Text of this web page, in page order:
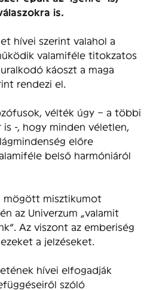
is.
hívei szerint valahol a
valamiféle titokzatos
káoszt a maga
rendezi el.
vélték úgy – a többi
-, hogy minden véletlen,
előre
belső harmóniáról
mögött misztikumot
az Univerzum „valamit
Az viszont az emberiség
a jelzéseket.
hívei elfogadják
szóló